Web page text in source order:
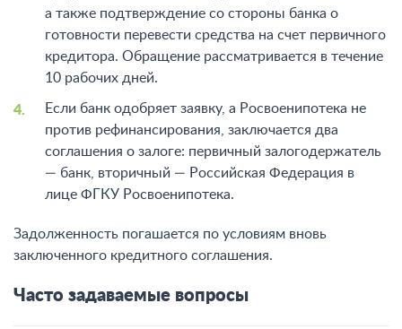
а также подтверждение со стороны банка о
готовности перевести средства на счет первичного
кредитора. Обращение рассматривается в течение
10 рабочих дней.
Если банк одобряет заявку, а Росвоенипотека не
против рефинансирования, заключается два
соглашения о залоге: первичный залогодержатель
— банк, вторичный — Российская Федерация в
лице ФГКУ Росвоенипотека.
Задолженность погашается по условиям вновь
заключенного кредитного соглашения.
Часто задаваемые вопросы